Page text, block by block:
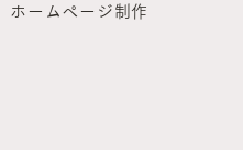
ホームページ制作